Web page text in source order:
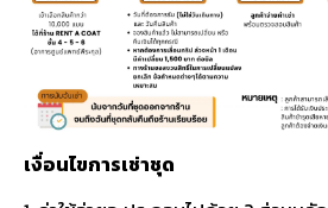
เงื่อนไขการเช่าชุด